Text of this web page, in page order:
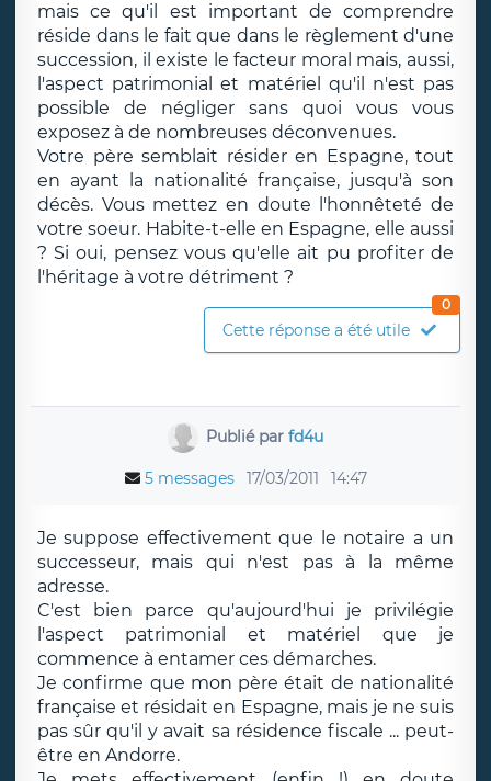
mais ce qu'il est important de comprendre
réside dans le fait que dans le règlement d'une
succession, il existe le facteur moral mais, aussi,
l'aspect patrimonial et matériel qu'il n'est pas
possible de négliger sans quoi vous vous
exposez à de nombreuses déconvenues.
Votre père semblait résider en Espagne, tout
en ayant la nationalité française, jusqu'à son
décès. Vous mettez en doute l'honnêteté de
votre soeur. Habite-t-elle en Espagne, elle aussi
? Si oui, pensez vous qu'elle ait pu profiter de
l'héritage à votre détriment ?
Cette réponse a été utile
0
Publié parfd4u
5 messages 17/03/2011 14:47
Je suppose effectivement que le notaire a un
successeur, mais qui n'est pas à la même
adresse.
C'est bien parce qu'aujourd'hui je privilégie
l'aspect patrimonial et matériel que je
commence à entamer ces démarches.
Je confirme que mon père était de nationalité
française et résidait en Espagne, mais je ne suis
pas sûr qu'il y avait sa résidence fiscale ... peut-
être en Andorre.